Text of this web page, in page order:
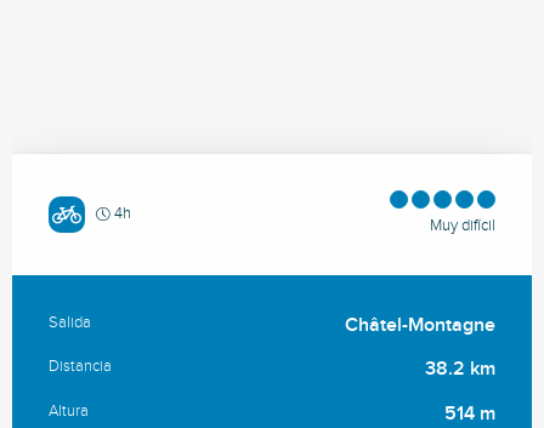
4h
Muy difícil
Información práctica
Salida Châtel-Montagne
Distancia 38.2 km
Altura 514 m